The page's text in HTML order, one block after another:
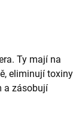
Ty mají na
eliminují toxiny
a zásobují